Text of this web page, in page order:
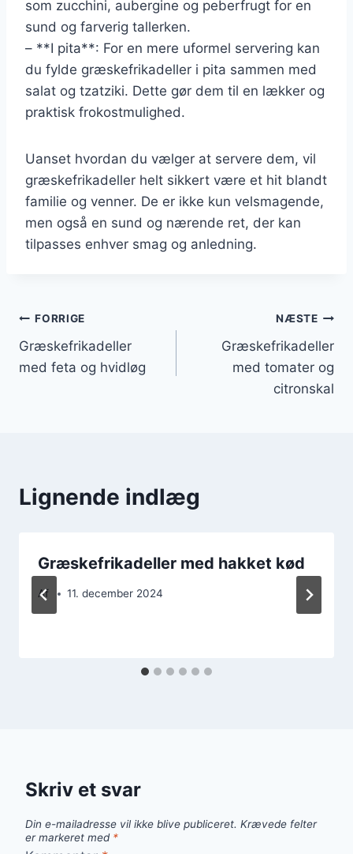
som zucchini, aubergine og peberfrugt for en
sund og farverig tallerken.
– **I pita**: For en mere uformel servering kan
du fylde græskefrikadeller i pita sammen med
salat og tzatziki. Dette gør dem til en lækker og
praktisk frokostmulighed.
Uanset hvordan du vælger at servere dem, vil
græskefrikadeller helt sikkert være et hit blandt
familie og venner. De er ikke kun velsmagende,
men også en sund og nærende ret, der kan
tilpasses enhver smag og anledning.
Indlægsnavigation
FORRIGE
Græskefrikadeller
med feta og hvidløg
NÆSTE
Græskefrikadeller
med tomater og
citronskal
Lignende indlæg
Græskefrikadeller med hakket kød
Af 11. december 2024
Skriv et svar
Din e-mailadresse vil ikke blive publiceret. Krævede felter
er markeret med *